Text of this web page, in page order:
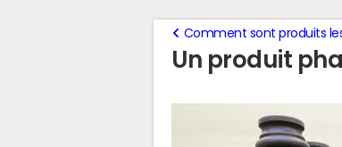
Un produit
Comment sont produits